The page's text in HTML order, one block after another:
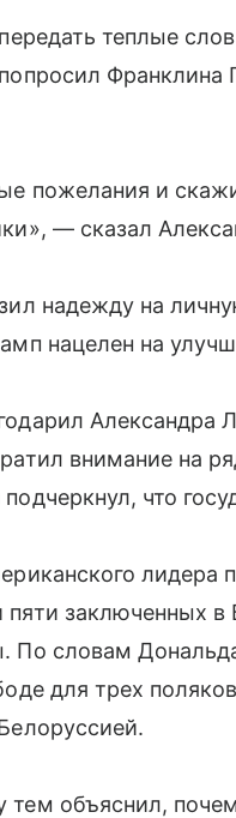
теплые
пожелания и
— сказал
надежду на
нацелен на
Александра
внимание на
что
лидера
заключенных в
По словам
для трех
объяснил,